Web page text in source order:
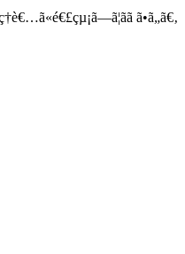
ã•ã„ã€‚